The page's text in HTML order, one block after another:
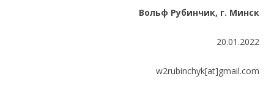
Вольф Рубинчик, г. Минск
20.01.2022
w2rubinchyk[at]gmail.com